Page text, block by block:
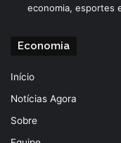
economia, esportes
Economia
Início
Notícias Agora
Sobre